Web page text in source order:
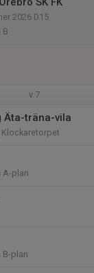
2026 D15
B
v.7
Äta-träna-vila
A-plan
B-plan